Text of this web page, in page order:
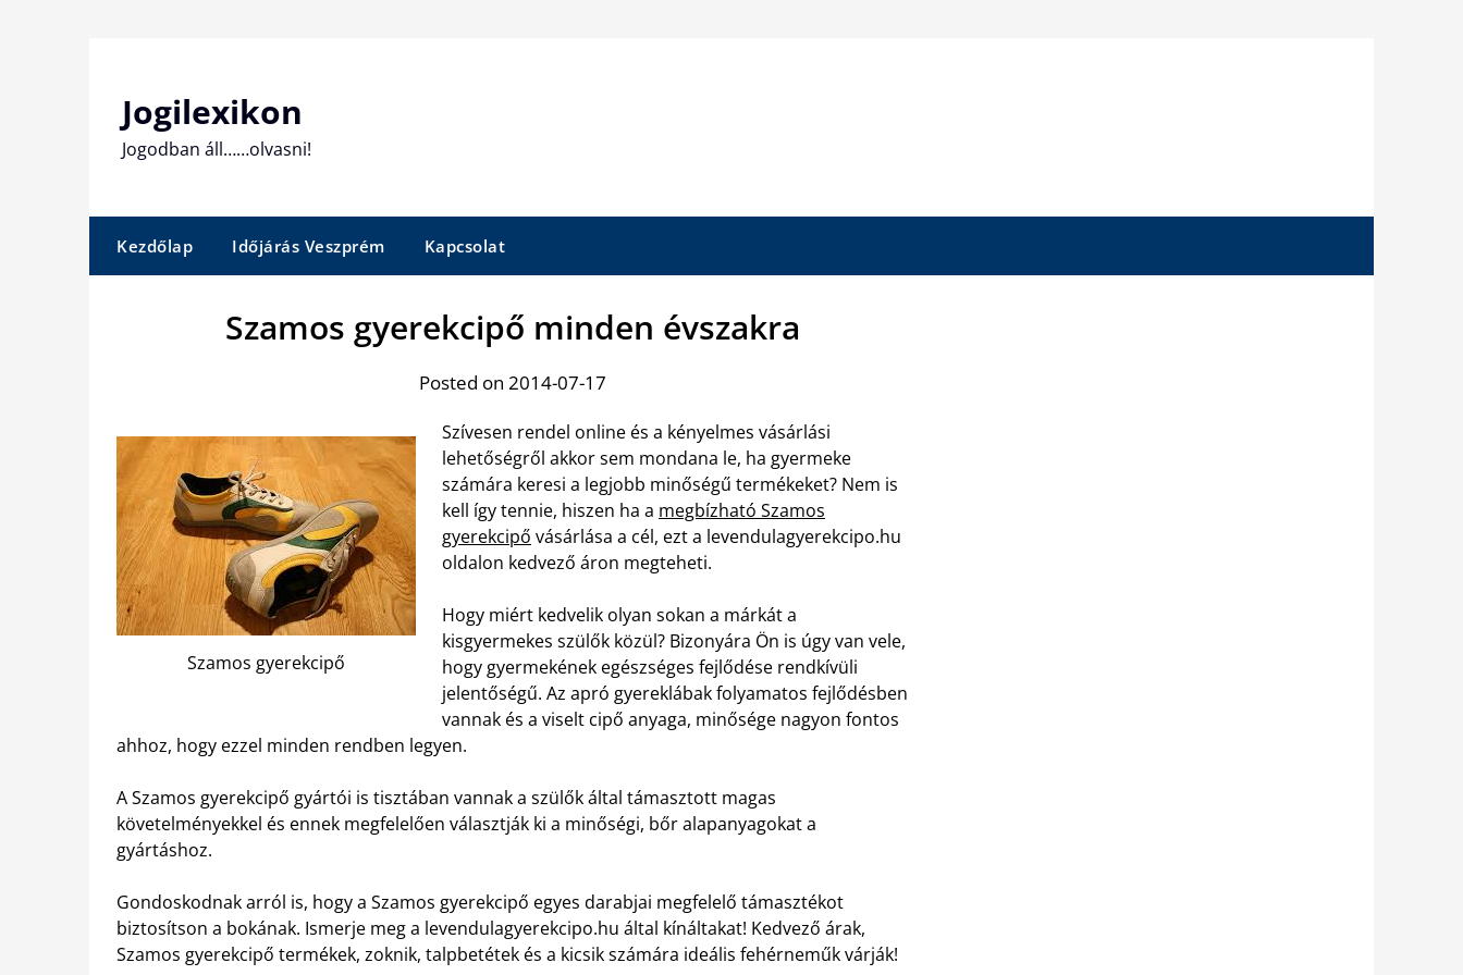
Jogilexikon
Jogodban áll……olvasni!
Kezdőlap Időjárás Veszprém Kapcsolat
Szamos gyerekcipő minden évszakra
Posted on 2014-07-17
Szamos gyerekcipő
Szívesen rendel online és a kényelmes vásárlási
lehetőségről akkor sem mondana le, ha gyermeke
számára keresi a legjobb minőségű termékeket? Nem is
kell így tennie, hiszen ha a megbízható Szamos
gyerekcipő vásárlása a cél, ezt a levendulagyerekcipo.hu
oldalon kedvező áron megteheti.
Hogy miért kedvelik olyan sokan a márkát a
kisgyermekes szülők közül? Bizonyára Ön is úgy van vele,
hogy gyermekének egészséges fejlődése rendkívüli
jelentőségű. Az apró gyereklábak folyamatos fejlődésben
vannak és a viselt cipő anyaga, minősége nagyon fontos
ahhoz, hogy ezzel minden rendben legyen.
A Szamos gyerekcipő gyártói is tisztában vannak a szülők által támasztott magas
követelményekkel és ennek megfelelően választják ki a minőségi, bőr alapanyagokat a
gyártáshoz.
Gondoskodnak arról is, hogy a Szamos gyerekcipő egyes darabjai megfelelő támasztékot
biztosítson a bokának. Ismerje meg a levendulagyerekcipo.hu által kínáltakat! Kedvező árak,
Szamos gyerekcipő termékek, zoknik, talpbetétek és a kicsik számára ideális fehérneműk várják!